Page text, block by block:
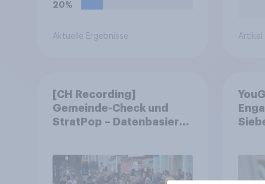
20%
Aktuelle Ergebnisse Artikel
[CH Recording]
Gemeinde-Check und
StratPop – Datenbasierte